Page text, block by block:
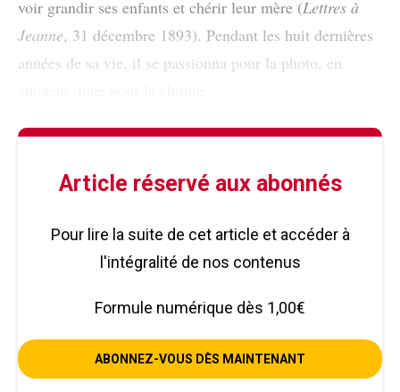
voir grandir ses enfants et chérir leur mère (Lettres à
Jeanne, 31 décembre 1893). Pendant les huit dernières
années de sa vie, il se passionna pour la photo, en
Article réservé aux abonnés
Pour lire la suite de cet article et accéder à
l'intégralité de nos contenus
Formule numérique dès 1,00€
ABONNEZ-VOUS DÈS MAINTENANT